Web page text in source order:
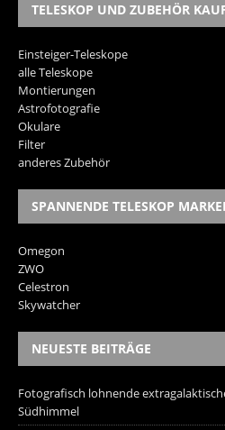
TELESKOP UND ZUBEHÖR
Einsteiger-Teleskope
alle Teleskope
Montierungen
Astrofotografie
Okulare
Filter
anderes Zubehör
SPANNENDE TELESKOP
Omegon
ZWO
Celestron
Skywatcher
NEUESTE BEITRÄGE
Fotografisch lohnende
Südhimmel